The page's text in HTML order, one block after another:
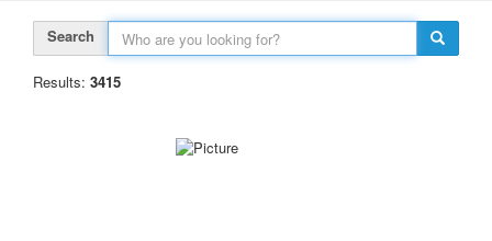
Search
Results: 3415